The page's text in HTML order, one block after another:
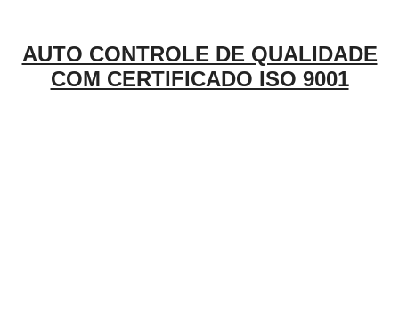
AUTO CONTROLE DE QUALIDADE
COM CERTIFICADO ISO 9001